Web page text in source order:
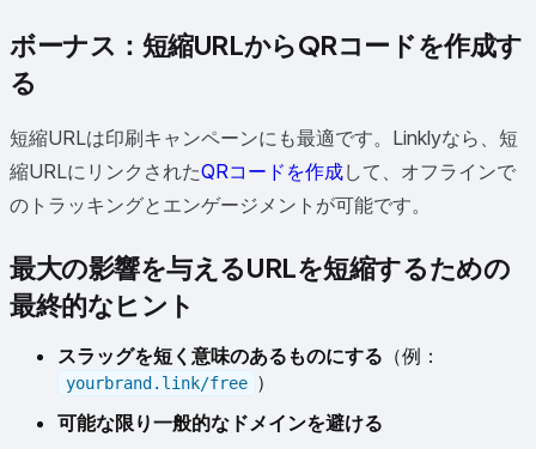
ボーナス：短縮URLからQRコードを作成す
る
短縮URLは印刷キャンペーンにも最適です。Linklyなら、短
縮URLにリンクされたQRコードを作成して、オフラインで
のトラッキングとエンゲージメントが可能です。
最大の影響を与えるURLを短縮するための
最終的なヒント
スラッグを短く意味のあるものにする （例：
yourbrand.link/free ）
可能な限り一般的なドメインを避ける